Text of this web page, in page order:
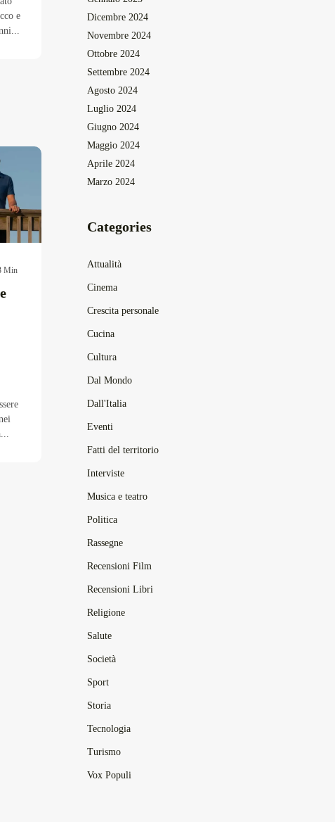
e
Min
Dicembre 2024
Novembre 2024
Ottobre 2024
Settembre 2024
Agosto 2024
Luglio 2024
Giugno 2024
Maggio 2024
Aprile 2024
Marzo 2024
Categories
Attualità
Cinema
Crescita personale
Cucina
Cultura
Dal Mondo
Dall'Italia
Eventi
Fatti del territorio
Interviste
Musica e teatro
Politica
Rassegne
Recensioni Film
Recensioni Libri
Religione
Salute
Società
Sport
Storia
Tecnologia
Turismo
Vox Populi